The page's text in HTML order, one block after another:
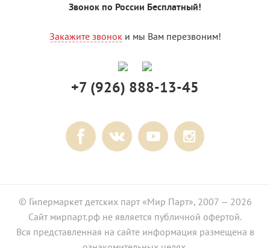
Звонок по России Бесплатный!
Закажите звоноки мы Вам перезвоним!
+7 (926) 888-13-45
© Гипермаркет детских парт «Мир Парт», 2007 — 2026
Сайт мирпарт.рф не является публичной офертой.
Вся представленная на сайте информация размещена в